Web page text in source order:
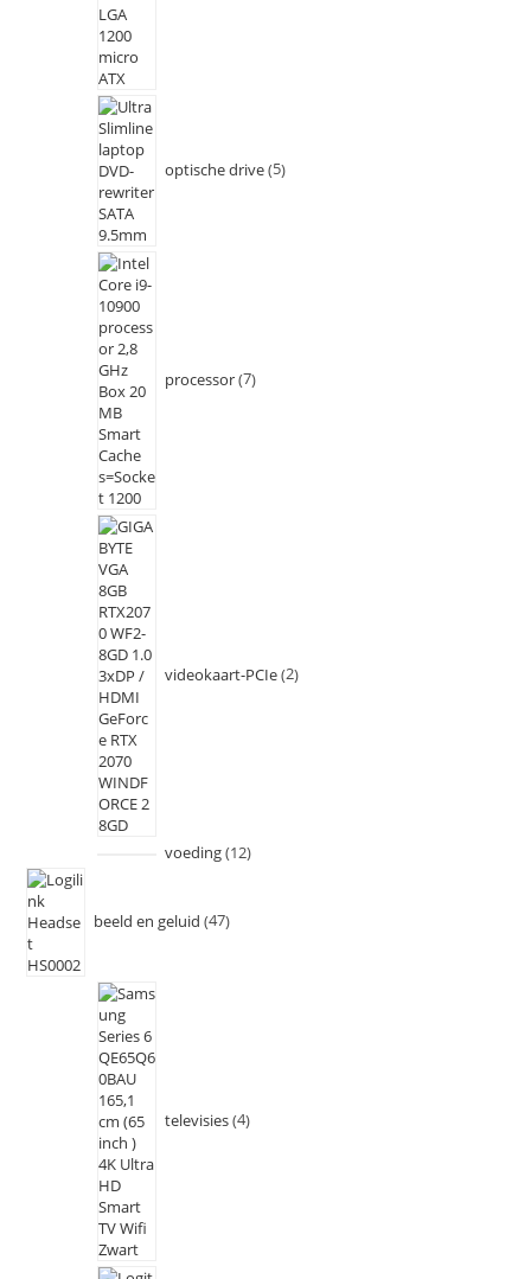
optische drive 5
processor 7
videokaart-PCIe 2
voeding 12
beeld en geluid 47
televisies 4